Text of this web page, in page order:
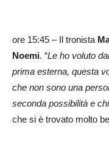
ore 15:45 – Il tronista
Noemi. “Le ho voluto
prima esterna, questa
che non sono una
seconda possibilità e
che si è trovato molto